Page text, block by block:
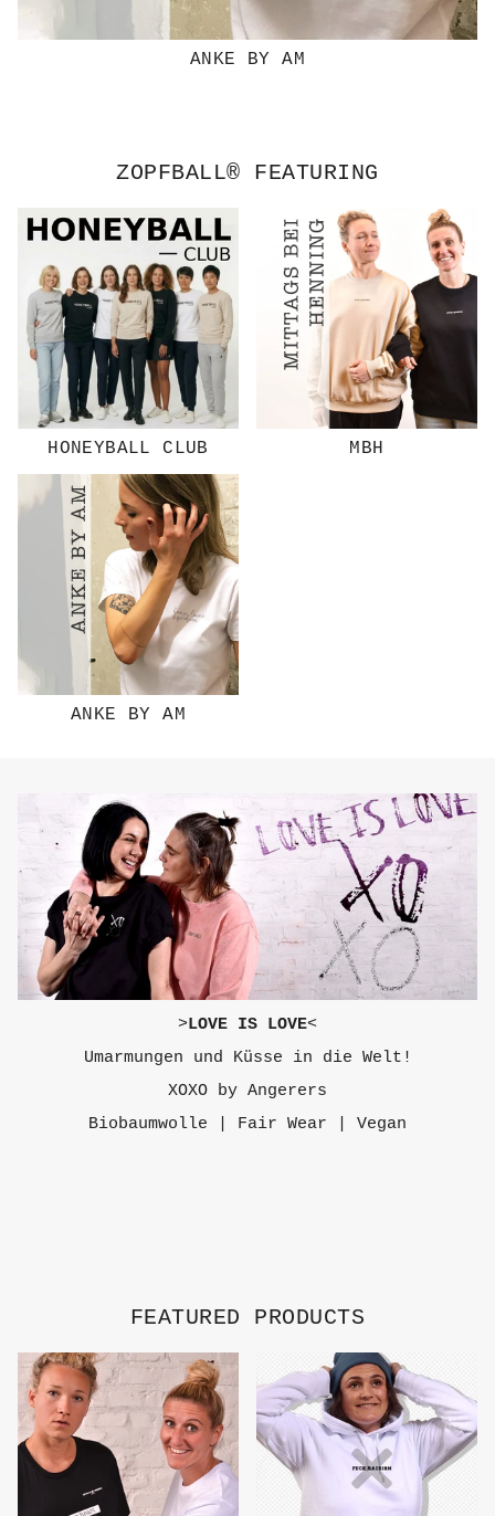
ANKE BY AM
ZOPFBALL® FEATURING
HONEYBALL CLUB MBH
ANKE BY AM
>LOVE IS LOVE<
Umarmungen und Küsse in die Welt!
XOXO by Angerers
Biobaumwolle | Fair Wear | Vegan
FEATURED PRODUCTS